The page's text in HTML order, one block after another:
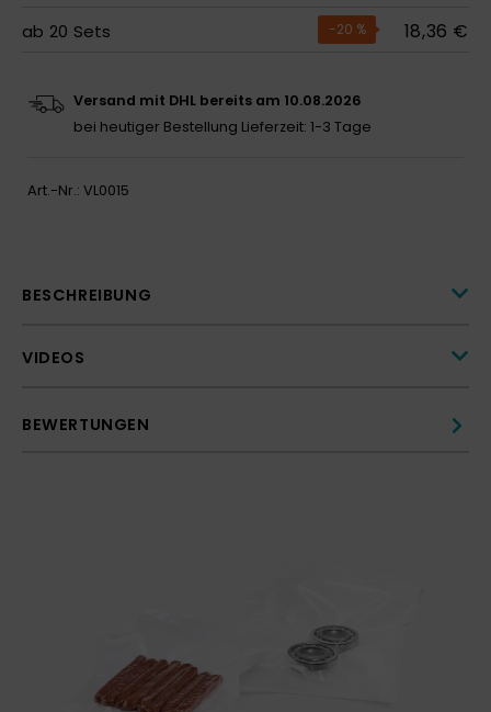
ab 20 Sets -20 % 18,36 €
Versand mit DHL bereits am 10.08.2026
bei heutiger Bestellung Lieferzeit: 1-3 Tage
Art.-Nr.: VL0015
BESCHREIBUNG
VIDEOS
BEWERTUNGEN